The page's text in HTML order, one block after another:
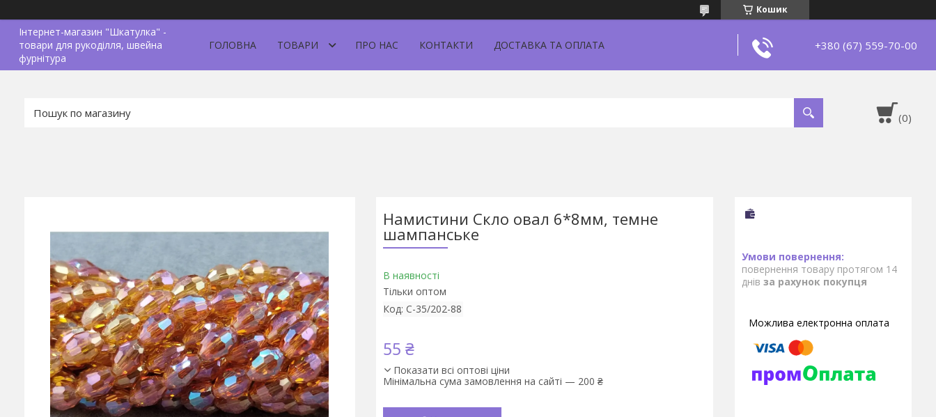
Кошик
Інтернет-магазин "Шкатулка" -
товари для рукоділля, швейна
фурнітура
ГОЛОВНА ТОВАРИ ПРО НАС КОНТАКТИ ДОСТАВКА ТА ОПЛАТА +380 (67) 559-70-00
Намистини Скло овал 6*8мм, темне
шампанське
В наявності
Тільки оптом
Код: С-35/202-88
55 ₴
Показати всі оптові ціни
Мінімальна сума замовлення на сайті — 200 ₴
повернення товару протягом 14
днів за рахунок покупця